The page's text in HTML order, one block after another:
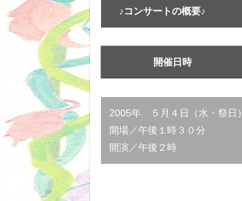
♪コンサートの概要♪
開催日時
2005年 ５月４日（水・祭日）
開場／午後１時３０分
開演／午後２時